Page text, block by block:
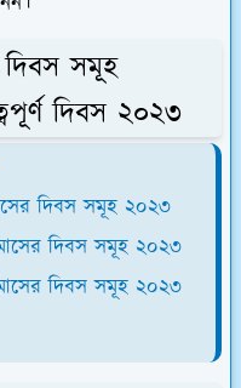
দিবস সমূহ
দিবস ২০২৩
দিবস সমূহ ২০২৩
দিবস সমূহ ২০২৩
দিবস সমূহ ২০২৩